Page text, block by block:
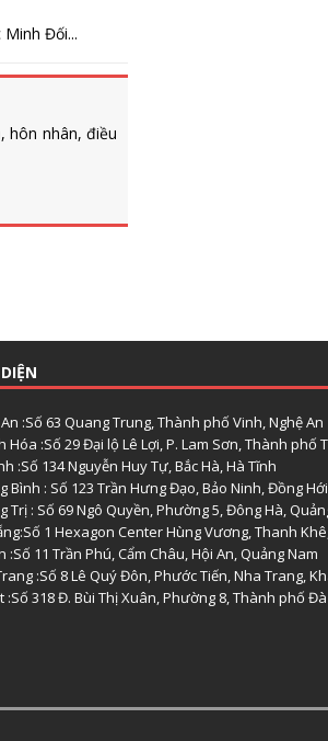
Đối...
hôn nhân, điều
:Số 63 Quang Trung, Thành phố Vinh, Nghệ An
:Số 29 Đại lộ Lê Lợi, P. Lam Sơn, Thành phố
:Số 134 Nguyễn Huy Tự, Bắc Hà, Hà Tĩnh
Bình : Số 123 Trần Hưng Đạo, Bảo Ninh, Đồng
Trị : Số 69 Ngô Quyền, Phường 5, Đông Hà,
1 Hexagon Center Hùng Vương, Thanh
11 Trần Phú, Cẩm Châu, Hội An, Quảng Nam
:Số 8 Lê Quý Đôn, Phước Tiến, Nha Trang,
318 Đ. Bùi Thị Xuân, Phường 8, Thành phố